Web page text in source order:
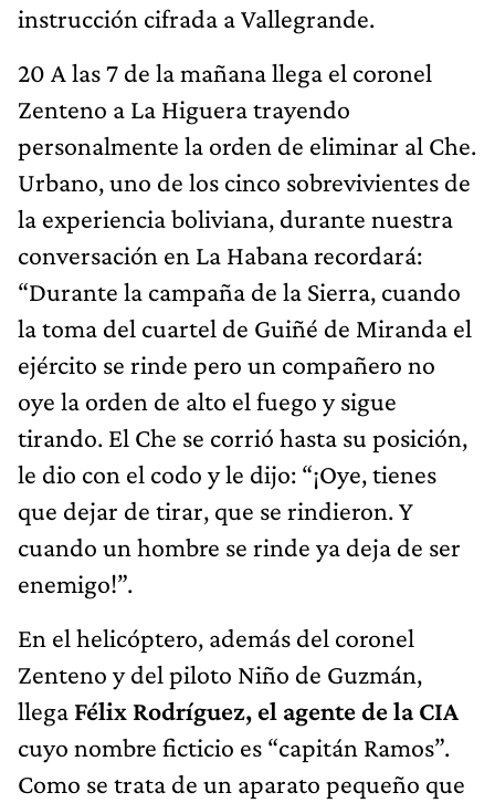
instrucción cifrada a Vallegrande.
20 A las 7 de la mañana llega el coronel
Zenteno a La Higuera trayendo
personalmente la orden de eliminar al Che.
Urbano, uno de los cinco sobrevivientes de
la experiencia boliviana, durante nuestra
conversación en La Habana recordará:
“Durante la campaña de la Sierra, cuando
la toma del cuartel de Guiñé de Miranda el
ejército se rinde pero un compañero no
oye la orden de alto el fuego y sigue
tirando. El Che se corrió hasta su posición,
le dio con el codo y le dijo: “¡Oye, tienes
que dejar de tirar, que se rindieron. Y
cuando un hombre se rinde ya deja de ser
enemigo!”.
En el helicóptero, además del coronel
Zenteno y del piloto Niño de Guzmán,
llega Félix Rodríguez, el agente de la CIA
cuyo nombre ficticio es “capitán Ramos”.
Como se trata de un aparato pequeño que